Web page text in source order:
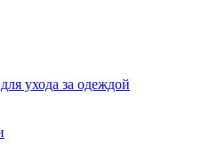
ухода за одеждой